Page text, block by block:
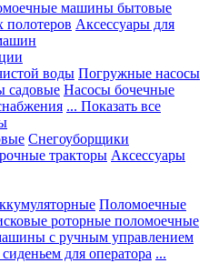
машины бытовые
полотеров Аксессуары для
воды Погружные насосы
садовые Насосы бочечные
... Показать все
Снегоуборщики
тракторы Аксессуары
Поломоечные
роторные поломоечные
с ручным управлением
для оператора ...